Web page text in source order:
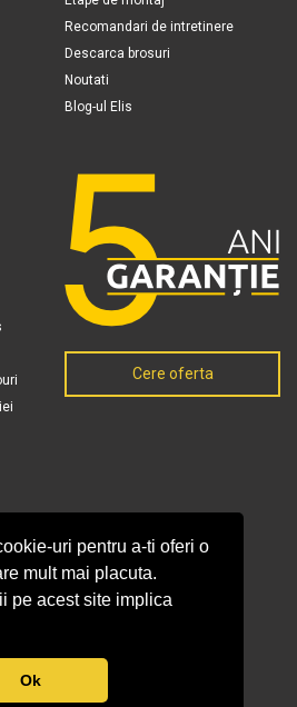
uri pentru a-ti oferi o
mult mai placuta.
pe acest site implica
Ok
Recomandari de intretinere
Descarca brosuri
Noutati
Blog-ul Elis
Cere oferta
2026 Elis Pavaje